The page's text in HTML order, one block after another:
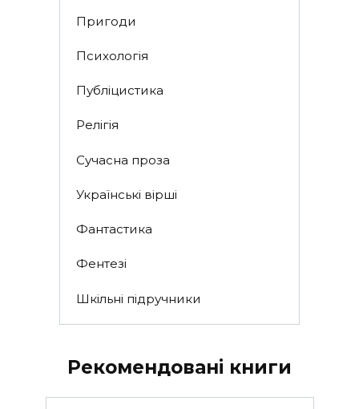
Пригоди
Психологія
Публіцистика
Релігія
Сучасна проза
Українські вірші
Фантастика
Фентезі
Шкільні підручники
Рекомендовані книги